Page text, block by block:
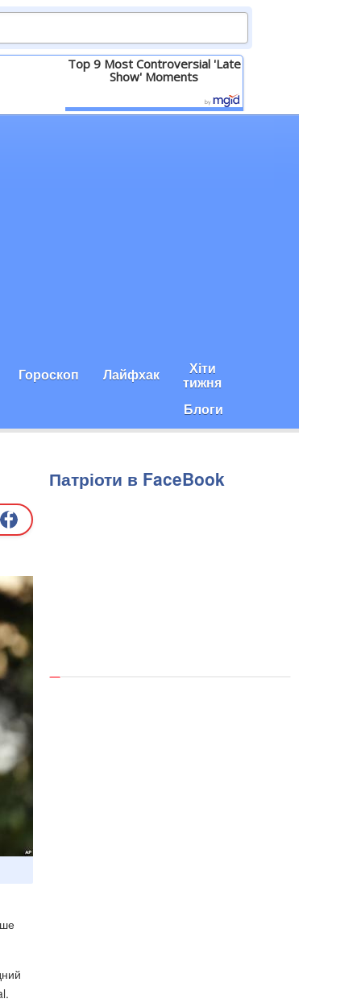
Top 9 Most Controversial 'Late
Show' Moments
Детальніше
Гороскоп Лайфхак Хіти
тижня
Блоги
Патріоти в FaceBook